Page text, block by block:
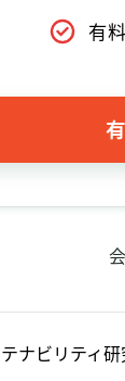
有
ナビリティ